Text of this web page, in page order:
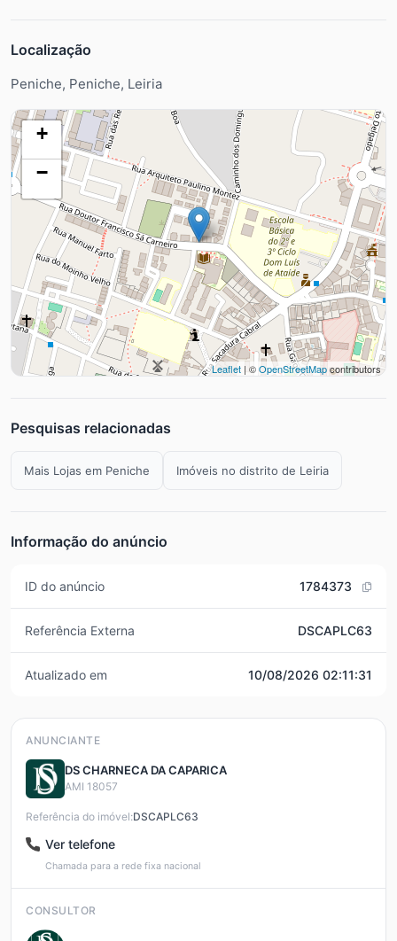
Localização
Peniche, Peniche, Leiria
+
−
Leaflet | ©OpenStreetMapcontributors
Pesquisas relacionadas
Mais Lojas em Peniche Imóveis no distrito de Leiria
Informação do anúncio
ID do anúncio 1784373
Referência Externa DSCAPLC63
Atualizado em 10/08/2026 02:11:31
ANUNCIANTE
DS CHARNECA DA CAPARICA
AMI 18057
Referência do imóvel:DSCAPLC63
Ver telefone
Chamada para a rede fixa nacional
CONSULTOR